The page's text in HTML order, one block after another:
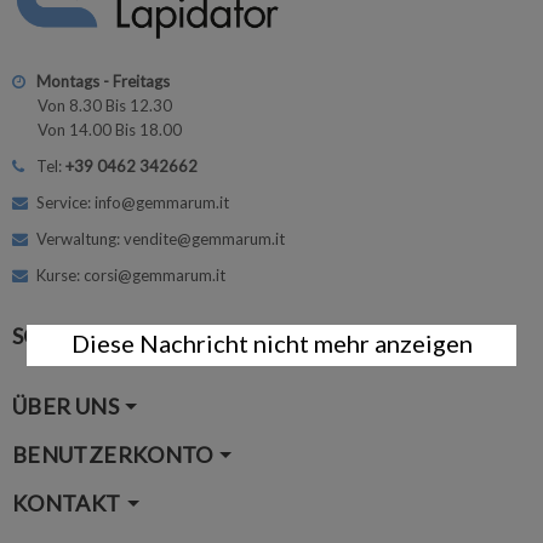
Montags - Freitags
Von 8.30 Bis 12.30
Von 14.00 Bis 18.00
Tel:+39 0462 342662
Service: info@gemmarum.it
Verwaltung: vendite@gemmarum.it
Kurse: corsi@gemmarum.it
SOCIAL MEDIA
ÜBER UNS
BENUTZERKONTO
KONTAKT
Diese Nachricht nicht mehr anzeigen